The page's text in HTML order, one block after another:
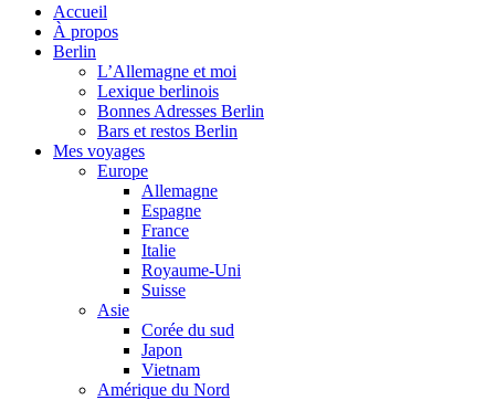
Accueil
À propos
Berlin
L’Allemagne et moi
Lexique berlinois
Bonnes Adresses Berlin
Bars et restos Berlin
Mes voyages
Europe
Allemagne
Espagne
France
Italie
Royaume-Uni
Suisse
Asie
Corée du sud
Japon
Vietnam
Amérique du Nord